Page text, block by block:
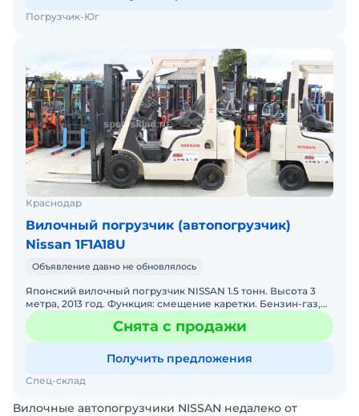
Погрузчик-Юг
Краснодар
Вилочный погрузчик (автопогрузчик)
Nissan 1F1A18U
Объявление давно не обновлялось
Японский вилочный погрузчик NISSAN 1.5 тонн. Высота 3
метра, 2013 год. Функция: смещение каретки. Бензин-газ,
инжектор, автомат. Без наработки по России, только
Снята с продажи
Получить предложения
Спец-склад
Вилочные автопогрузчики NISSAN недалеко от